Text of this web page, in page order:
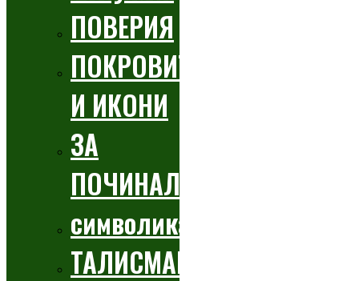
ПОВЕРИЯ
ПОКРОВИТЕЛИ
И ИКОНИ
ЗА
ПОЧИНАЛИТЕ
символика
ТАЛИСМАНИ